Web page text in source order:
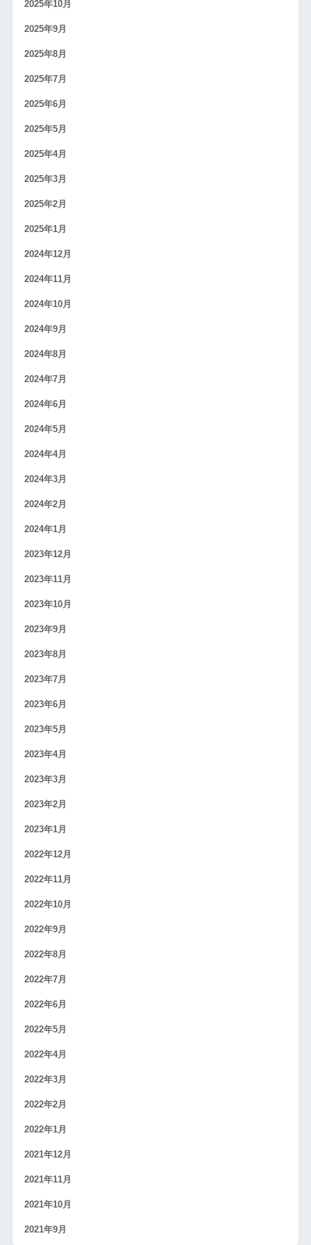
2025年10月
2025年9月
2025年8月
2025年7月
2025年6月
2025年5月
2025年4月
2025年3月
2025年2月
2025年1月
2024年12月
2024年11月
2024年10月
2024年9月
2024年8月
2024年7月
2024年6月
2024年5月
2024年4月
2024年3月
2024年2月
2024年1月
2023年12月
2023年11月
2023年10月
2023年9月
2023年8月
2023年7月
2023年6月
2023年5月
2023年4月
2023年3月
2023年2月
2023年1月
2022年12月
2022年11月
2022年10月
2022年9月
2022年8月
2022年7月
2022年6月
2022年5月
2022年4月
2022年3月
2022年2月
2022年1月
2021年12月
2021年11月
2021年10月
2021年9月